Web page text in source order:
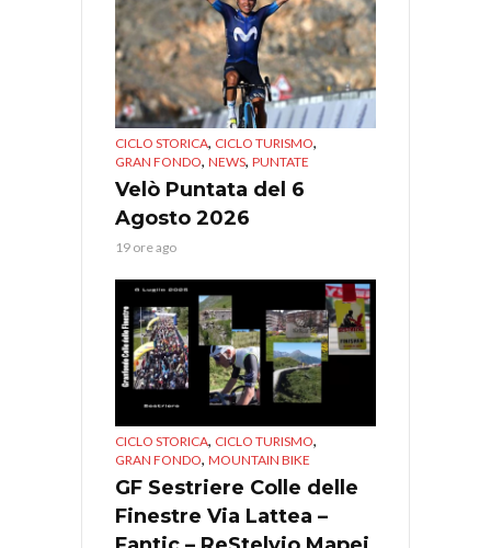
CICLO STORICA, CICLO TURISMO,
GRAN FONDO, NEWS, PUNTATE
Velò Puntata del 6
Agosto 2026
19 ore ago
CICLO STORICA, CICLO TURISMO,
GRAN FONDO, MOUNTAIN BIKE
GF Sestriere Colle delle
Finestre Via Lattea –